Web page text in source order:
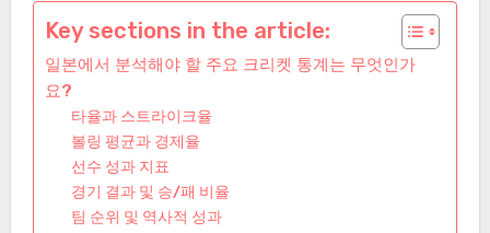
Key sections in the article:
일본에서 분석해야 할 주요 크리켓 통계는 무엇인가
요?
타율과 스트라이크율
볼링 평균과 경제율
선수 성과 지표
경기 결과 및 승/패 비율
팀 순위 및 역사적 성과